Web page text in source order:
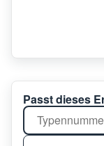
Passt dieses